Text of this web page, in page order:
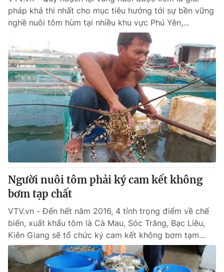
pháp khả thi nhất cho mục tiêu hướng tới sự bền vững
nghề nuôi tôm hùm tại nhiều khu vực Phú Yên,...
Người nuôi tôm phải ký cam kết không
bơm tạp chất
VTV.vn - Đến hết năm 2016, 4 tỉnh trọng điểm về chế
biến, xuất khẩu tôm là Cà Mau, Sóc Trăng, Bạc Liêu,
Kiên Giang sẽ tổ chức ký cam kết không bơm tạm...